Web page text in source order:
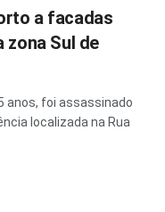
a facadas
zona Sul de
anos, foi assassinado
localizada na Rua